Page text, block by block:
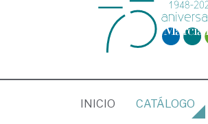
INICIO (CURRENT)
CATÁLOGO